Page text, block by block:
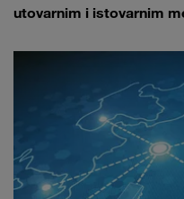
utovarnim i istovarnim